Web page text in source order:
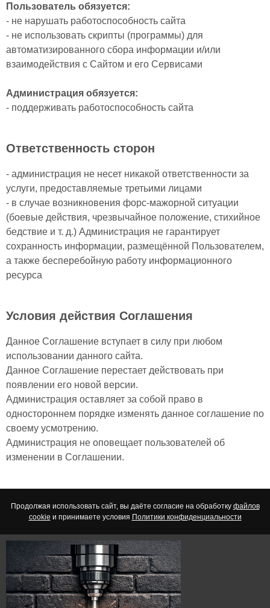
Пользователь обязуется:
- не нарушать работоспособность сайта
- не использовать скрипты (программы) для
автоматизированного сбора информации и/или
взаимодействия с Сайтом и его Сервисами
Администрация обязуется:
- поддерживать работоспособность сайта
Ответственность сторон
- администрация не несет никакой ответственности за
услуги, предоставляемые третьими лицами
- в случае возникновения форс-мажорной ситуации
(боевые действия, чрезвычайное положение, стихийное
бедствие и т. д.) Администрация не гарантирует
сохранность информации, размещённой Пользователем,
а также бесперебойную работу информационного
ресурса
Условия действия Соглашения
Данное Соглашение вступает в силу при любом
использовании данного сайта.
Данное Соглашение перестает действовать при
появлении его новой версии.
Администрация оставляет за собой право в
одностороннем порядке изменять данное соглашение по
своему усмотрению.
Администрация не оповещает пользователей об
изменении в Соглашении.
Продолжая использовать сайт, вы даёте согласие на обработку файлов
cookie и принимаете условия Политики конфиденциальности